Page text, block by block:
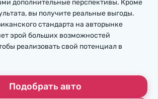
дополнительные перспективы. Кроме
вы получите реальные выгоды.
стандарта на авторынке
эрой больших возможностей
реализовать свой потенциал в
Подобрать авто